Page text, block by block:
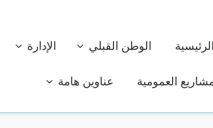
الوطن القبلي الإدارة
العمومية عناوين هامة